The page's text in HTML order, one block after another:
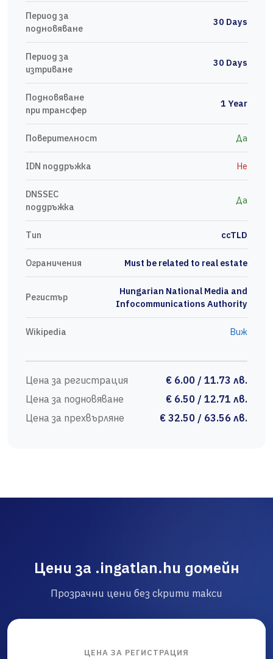
Период за
подновяване
30 Days
Период за
изтриване
30 Days
Подновяване
при трансфер
1 Year
Поверителност Да
IDN поддръжка Не
DNSSEC
поддръжка
Да
Тип ccTLD
Ограничения Must be related to real estate
Регистър
Hungarian National Media and
Infocommunications Authority
Wikipedia Виж
Цена за регистрация
€ 6.00 / 11.73 лв.
Цена за подновяване
€ 6.50 / 12.71 лв.
Цена за прехвърляне
€ 32.50 / 63.56 лв.
Цени за .ingatlan.hu домейн
Прозрачни цени без скрити такси
ЦЕНА ЗА РЕГИСТРАЦИЯ